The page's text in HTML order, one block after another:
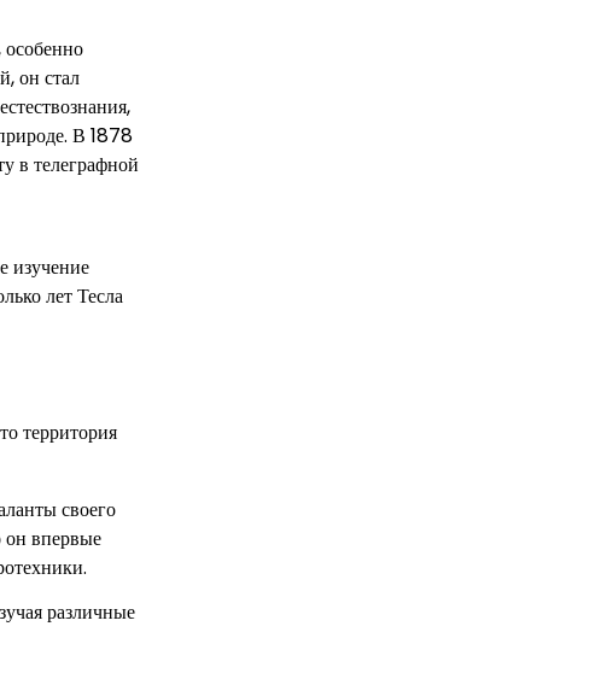
он стал
В 1878
в телеграфной
изучение
лет Тесла
территория
своего
он впервые
различные